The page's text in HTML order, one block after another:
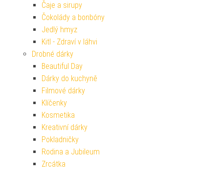
Čaje a sirupy
Čokolády a bonbóny
Jedlý hmyz
Kitl - Zdraví v láhvi
Drobné dárky
Beautiful Day
Dárky do kuchyně
Filmové dárky
Klíčenky
Kosmetika
Kreativní dárky
Pokladničky
Rodina a Jubileum
Zrcátka